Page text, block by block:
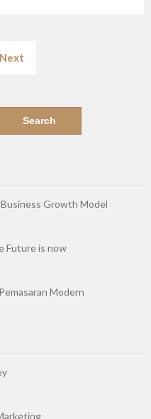
navigation
Next
Growth Model
Future is now
Modern